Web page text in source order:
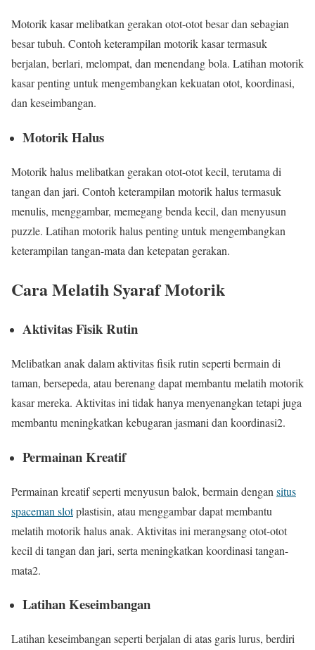
Motorik kasar melibatkan gerakan otot-otot besar dan sebagian
besar tubuh. Contoh keterampilan motorik kasar termasuk
berjalan, berlari, melompat, dan menendang bola. Latihan motorik
kasar penting untuk mengembangkan kekuatan otot, koordinasi,
dan keseimbangan.
Motorik Halus
Motorik halus melibatkan gerakan otot-otot kecil, terutama di
tangan dan jari. Contoh keterampilan motorik halus termasuk
menulis, menggambar, memegang benda kecil, dan menyusun
puzzle. Latihan motorik halus penting untuk mengembangkan
keterampilan tangan-mata dan ketepatan gerakan.
Cara Melatih Syaraf Motorik
Aktivitas Fisik Rutin
Melibatkan anak dalam aktivitas fisik rutin seperti bermain di
taman, bersepeda, atau berenang dapat membantu melatih motorik
kasar mereka. Aktivitas ini tidak hanya menyenangkan tetapi juga
membantu meningkatkan kebugaran jasmani dan koordinasi2.
Permainan Kreatif
Permainan kreatif seperti menyusun balok, bermain dengan situs
spaceman slotplastisin, atau menggambar dapat membantu
melatih motorik halus anak. Aktivitas ini merangsang otot-otot
kecil di tangan dan jari, serta meningkatkan koordinasi tangan-
mata2.
Latihan Keseimbangan
Latihan keseimbangan seperti berjalan di atas garis lurus, berdiri